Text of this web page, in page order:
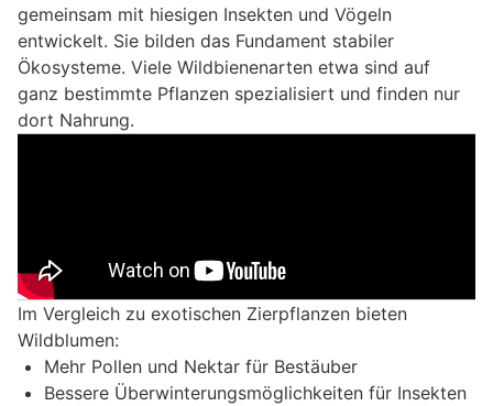
gemeinsam mit hiesigen Insekten und Vögeln
entwickelt. Sie bilden das Fundament stabiler
Ökosysteme. Viele Wildbienenarten etwa sind auf
ganz bestimmte Pflanzen spezialisiert und finden nur
dort Nahrung.
Im Vergleich zu exotischen Zierpflanzen bieten
Wildblumen:
Mehr Pollen und Nektar für Bestäuber
Bessere Überwinterungsmöglichkeiten für Insekten